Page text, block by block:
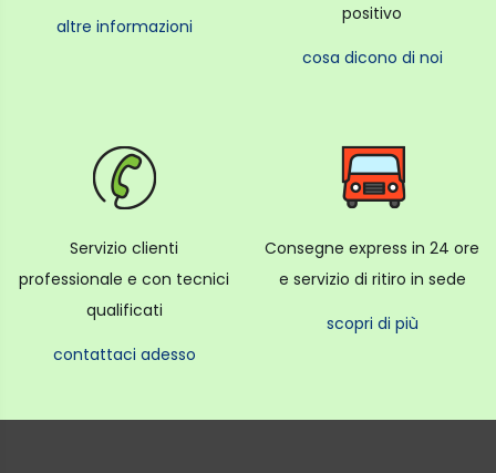
altre informazioni
positivo
cosa dicono di noi
Servizio clienti
professionale e con tecnici
qualificati
contattaci adesso
Consegne express in 24 ore
e servizio di ritiro in sede
scopri di più